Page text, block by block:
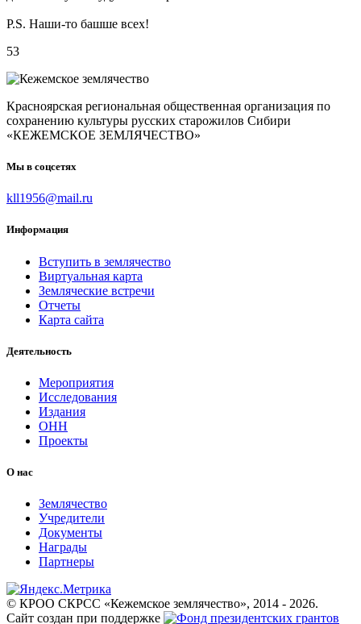
P.S. Наши-то башше всех!
53
Красноярская региональная общественная организация по
сохранению культуры русских старожилов Сибири
«КЕЖЕМСКОЕ ЗЕМЛЯЧЕСТВО»
Мы в соцсетях
kll1956@mail.ru
Информация
Вступить в землячество
Виртуальная карта
Земляческие встречи
Отчеты
Карта сайта
Деятельность
Мероприятия
Исследования
Издания
ОНН
Проекты
О нас
Землячество
Учредители
Документы
Награды
Партнеры
© КРОО СКРСС «Кежемское землячество», 2014 - 2026.
Cайт создан при поддержке